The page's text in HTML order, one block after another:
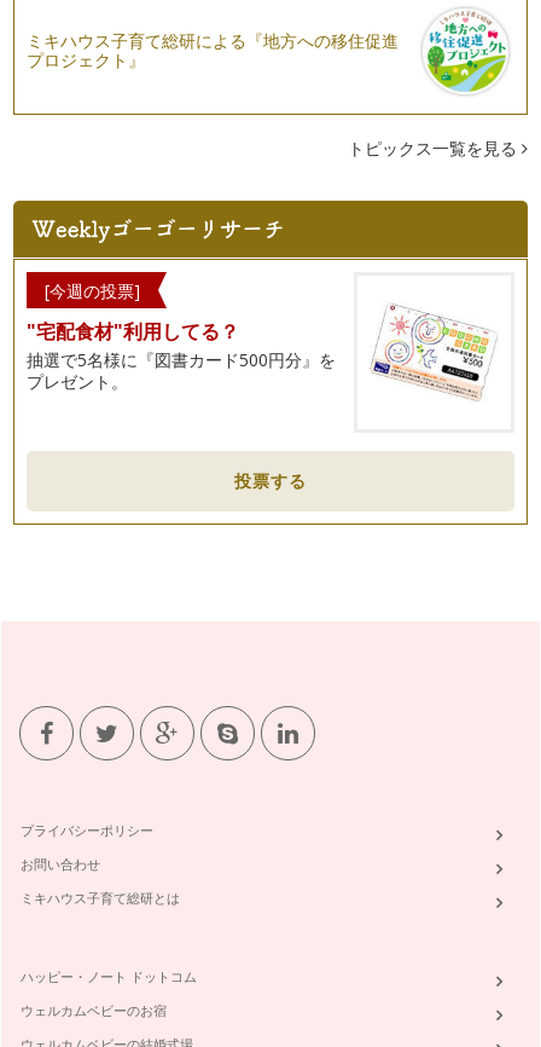
レッスンを受ける際に、練習をした曲を先生に聞いていただい
て、もっとより良い演奏へのアドバイ…
ピアノの楽しみ方「６４」出会いを大切にしよう
ピアノをするにあたって、私も幼少期より、ピアノを習いに行
きました。今も恩師とはお付き合いが…
ピアノの楽しみ方「６３」絆が生まれるとき
音楽を学ぶことは終わりのない旅に出るようなもので、そこに
は数多くの出会いがあります。 …
ピアノの楽しみ方「６２」室内楽を体験しよう！！
今年の発表会はソロもしくは連弾と日本をはじめ海外で室内楽
ピアノの楽しみ方「６１」譜読みをするうえで大切なこととは
ピアノを始めたばかりの生徒さんにとって一番難しいと感じる
こと多いのは、先生から出された宿題…
半だと思いますが、ピアノのレッスン…
ピアノの楽しみ方「５８」室内楽をみんなで楽しもう
ピアノや音楽を理解する、スコアを見て弾けるように、スコア
がなくても弾けるようになるには。 …
はまた全然違う次元の話にな…
ピアノの楽しみ方「５５」練習の習慣や練習の管理方法①
ミキハウス子育て総研による『地方への移住促進
プロジェクト』
トピックス一覧を見る
[今週の投票]
"宅配食材"利用してる？
抽選で5名様に『図書カード500円分』を
プレゼント。
投票する
プライバシーポリシー
お問い合わせ
ミキハウス子育て総研とは
ハッピー・ノート ドットコム
ウェルカムベビーのお宿